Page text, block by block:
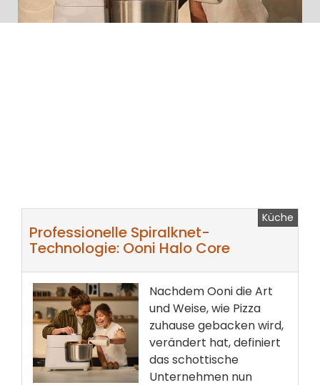
Küche
Professionelle Spiralknet-
Technologie: Ooni Halo Core
Nachdem Ooni die Art
und Weise, wie Pizza
zuhause gebacken wird,
verändert hat, definiert
das schottische
Unternehmen nun